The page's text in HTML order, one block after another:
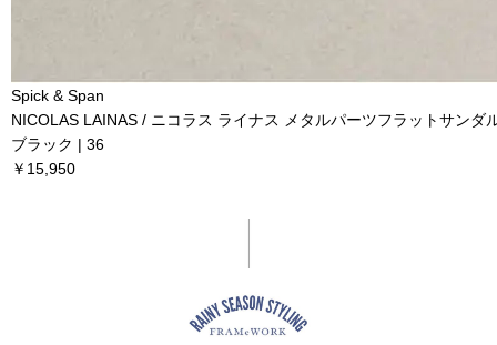
Spick & Span
NICOLAS LAINAS / ニコラス ライナス メタルパーツフラットサンダ
ブラック | 36
￥15,950